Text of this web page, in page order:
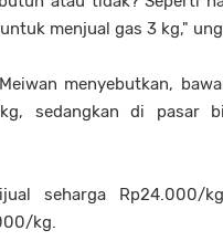
menjual gas 3 kg,"
menyebutkan,
sedangkan di pasar
seharga Rp24.000/
kg.